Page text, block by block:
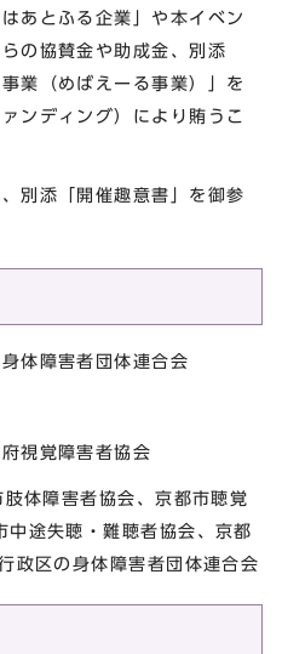
あとふる企業」や本イベン
の協賛金や助成金、別添
業（めばえーる事業）」を
ンディング）により賄うこ
別添「開催趣意書」を御参
体障害者団体連合会
視覚障害者協会
体障害者協会、京都市聴覚
途失聴・難聴者協会、京都
政区の身体障害者団体連合会